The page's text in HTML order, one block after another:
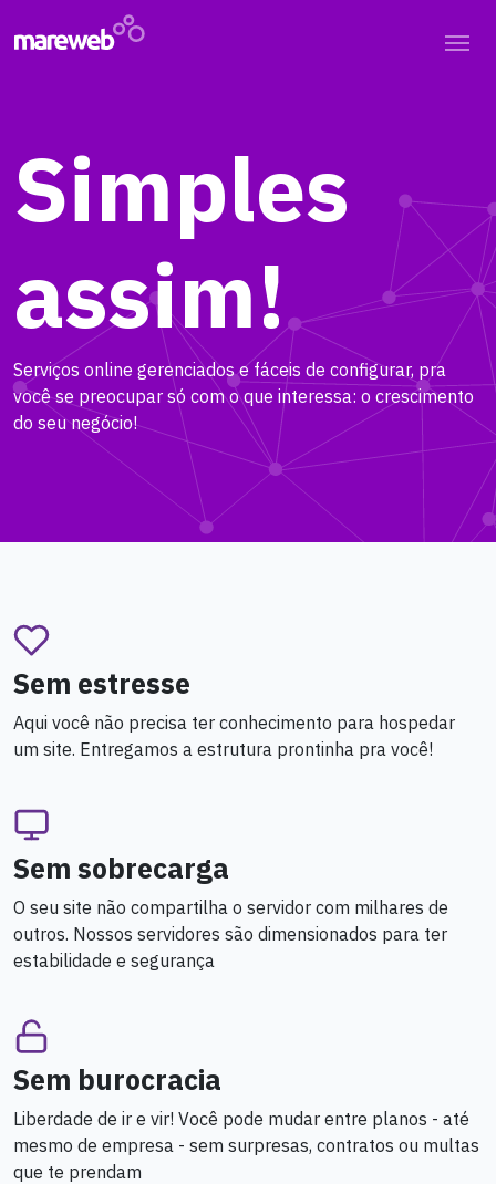
Simples
assim!
Serviços online gerenciados e fáceis de configurar, pra
você se preocupar só com o que interessa: o crescimento
do seu negócio!
Sem estresse
Aqui você não precisa ter conhecimento para hospedar
um site. Entregamos a estrutura prontinha pra você!
Sem sobrecarga
O seu site não compartilha o servidor com milhares de
outros. Nossos servidores são dimensionados para ter
estabilidade e segurança
Sem burocracia
Liberdade de ir e vir! Você pode mudar entre planos - até
mesmo de empresa - sem surpresas, contratos ou multas
que te prendam